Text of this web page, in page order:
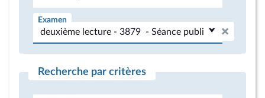
Examen
Recherche par critères